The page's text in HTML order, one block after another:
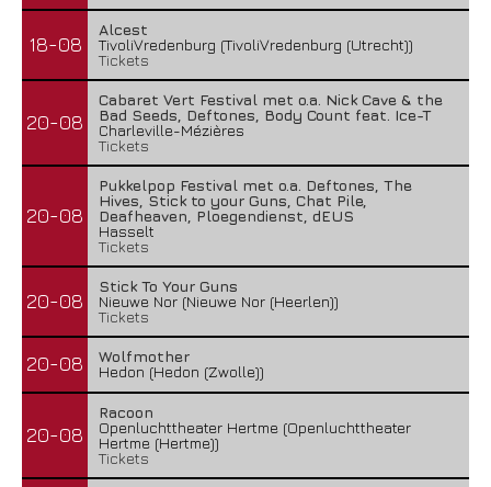
18-08
Alcest
TivoliVredenburg (TivoliVredenburg (Utrecht))
Tickets
20-08
Cabaret Vert Festival met o.a. Nick Cave & the
Bad Seeds, Deftones, Body Count feat. Ice-T
Charleville-Mézières
Tickets
20-08
Pukkelpop Festival met o.a. Deftones, The
Hives, Stick to your Guns, Chat Pile,
Deafheaven, Ploegendienst, dEUS
Hasselt
Tickets
20-08
Stick To Your Guns
Nieuwe Nor (Nieuwe Nor (Heerlen))
Tickets
20-08
Wolfmother
Hedon (Hedon (Zwolle))
20-08
Racoon
Openluchttheater Hertme (Openluchttheater
Hertme (Hertme))
Tickets